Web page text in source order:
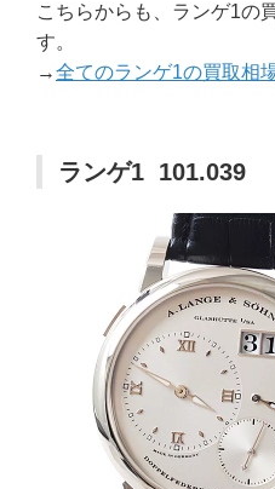
こちらからも、ランゲ1の
す。
→全てのランゲ1の買取相
ランゲ1 101.039